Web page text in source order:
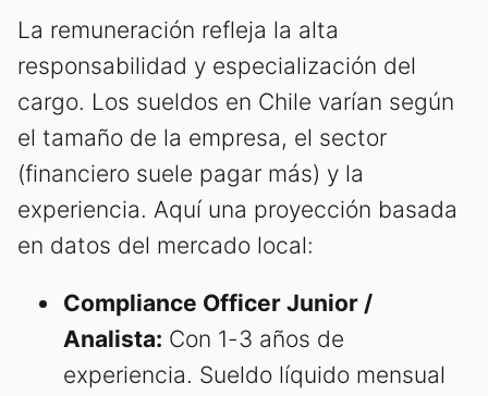
La remuneración refleja la alta
responsabilidad y especialización del
cargo. Los sueldos en Chile varían según
el tamaño de la empresa, el sector
(financiero suele pagar más) y la
experiencia. Aquí una proyección basada
en datos del mercado local:
Compliance Officer Junior /
Analista: Con 1-3 años de
experiencia. Sueldo líquido mensual